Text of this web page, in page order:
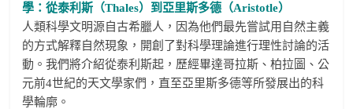
學：從泰利斯（Thales）到亞里斯多德（Aristotle）
人類科學文明源自古希臘人，因為他們最先嘗試用自然主義
的方式解釋自然現象，開創了對科學理論進行理性討論的活
動。我們將介紹從泰利斯起，歷經畢達哥拉斯、柏拉圖、公
元前4世紀的天文學家們，直至亞里斯多德等所發展出的科
學輪廓。